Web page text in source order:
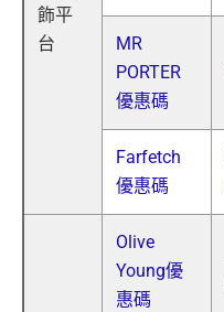
飾平
台
MR
PORTER
優惠碼
Farfetch
優惠碼
Olive
Young優
惠碼